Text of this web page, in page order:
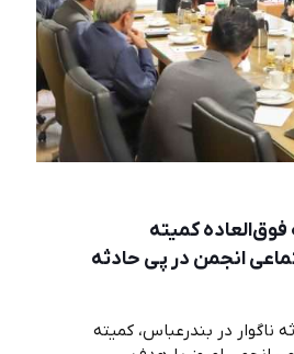
فوق‌العاده کمیته
انجمن در پی حادثه
ناگوار در بندرعباس، کمیته